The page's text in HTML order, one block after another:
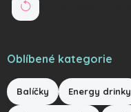
Oblíbené kategorie
Balíčky Energy drinky